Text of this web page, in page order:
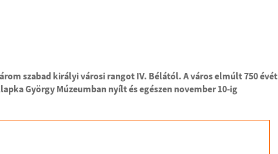
szabad királyi városi rangot IV. Bélától. A város elmúlt 750 évét
György Múzeumban nyílt és egészen november 10-ig